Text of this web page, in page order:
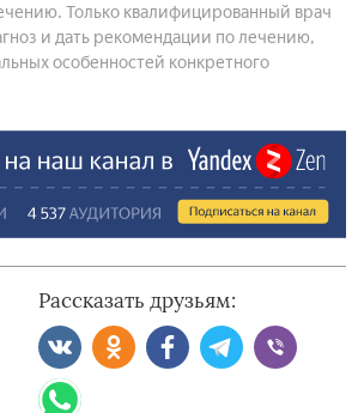
Только квалифицированный врач
и дать рекомендации по лечению,
особенностей конкретного
Рассказать друзьям: